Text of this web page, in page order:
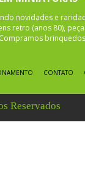
novidades e
retro (anos 80),
CONTATO
Reservados